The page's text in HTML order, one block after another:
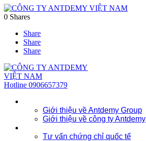
0 Shares
Share
Share
Share
Hotline 0906657379
Giới thiệu về Antdemy Group
Giới thiệu về công ty Antdemy
Tư vấn chứng chỉ quốc tế